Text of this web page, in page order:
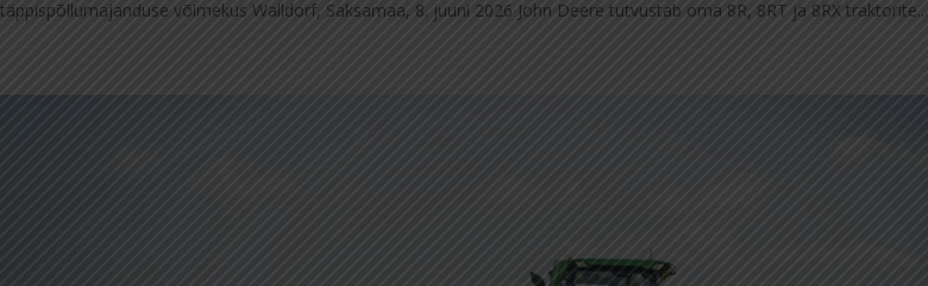
täppispõllumajanduse võimekus Walldorf, Saksamaa, 8. juuni 2026 John Deere tutvustab oma 8R, 8RT ja 8RX traktorite...